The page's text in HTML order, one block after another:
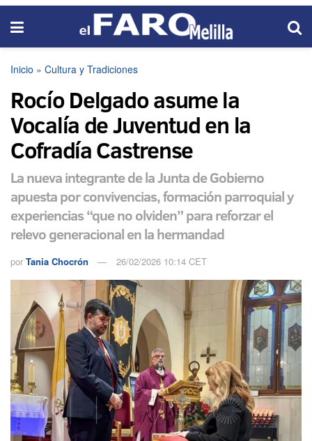
Inicio » Cultura y Tradiciones
Rocío Delgado asume la
Vocalía de Juventud en la
Cofradía Castrense
La nueva integrante de la Junta de Gobierno
apuesta por convivencias, formación parroquial y
experiencias “que no olviden” para reforzar el
relevo generacional en la hermandad
por Tania Chocrón 26/02/2026 10:14 CET